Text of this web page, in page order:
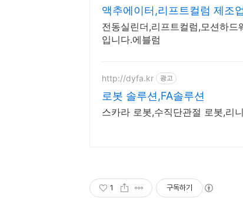
액추에이터,리프트컬럼 제조
전동실린더,리프트컬럼,모션하
입니다.에블럼
http://dyfa.kr 광고
로봇 솔루션,FA솔루션
스카라 로봇,수직단관절 로봇,리
1 구독하기